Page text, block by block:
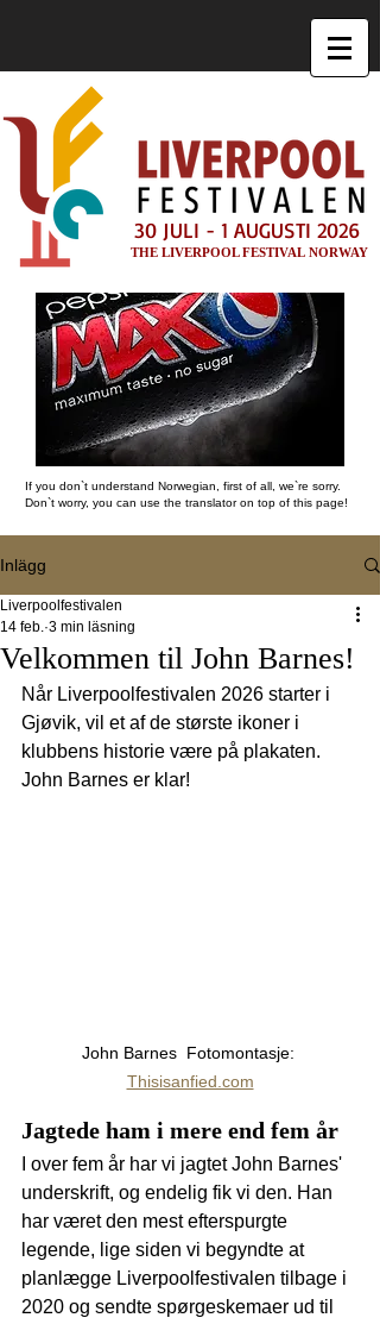
30 JULI - 1 AUGUSTI 2026
THE LIVERPOOL FESTIVAL NORWAY
If you don`t understand Norwegian, first of all, we`re sorry.
Don`t worry, you can use the translator on top of this page!
Inlägg
Velkommen til John Barnes!
Liverpoolfestivalen
14 feb. 3 min läsning
Når Liverpoolfestivalen 2026 starter i
Gjøvik, vil et af de største ikoner i
klubbens historie være på plakaten.
John Barnes er klar!
John Barnes  Fotomontasje:
Thisisanfied.com
Jagtede ham i mere end fem år
I over fem år har vi jagtet John Barnes'
underskrift, og endelig fik vi den. Han
har været den mest efterspurgte
legende, lige siden vi begyndte at
planlægge Liverpoolfestivalen tilbage i
2020 og sendte spørgeskemaer ud til